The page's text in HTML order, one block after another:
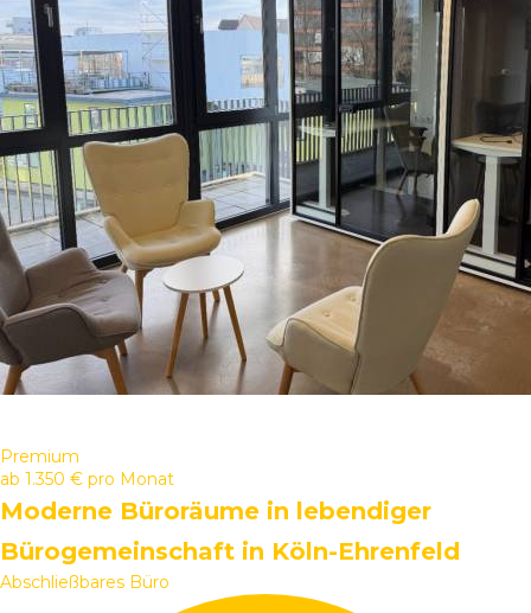
Premium
ab 1.350 € pro Monat
Moderne Büroräume in lebendiger
Bürogemeinschaft in Köln-Ehrenfeld
Abschließbares Büro